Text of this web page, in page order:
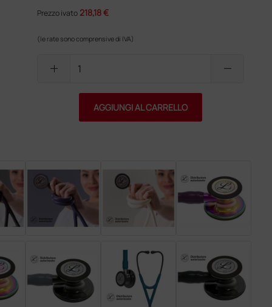
Prezzo ivato 218,18 €
(le rate sono comprensive di IVA)
add remove
AGGIUNGI AL CARRELLO